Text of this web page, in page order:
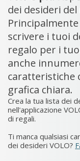
dei desideri del
scrivere i tuoi
regalo per i
anche
caratteristiche
grafica chiara.
Crea la tua lista dei
nell'applicazione
di regali.
Ti manca qualsiasi
dei desideri VOLO?